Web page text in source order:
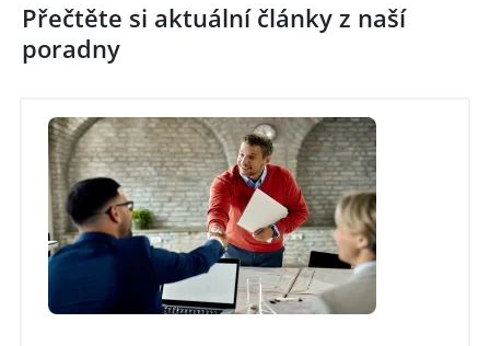
Přečtěte si aktuální články z naší
poradny